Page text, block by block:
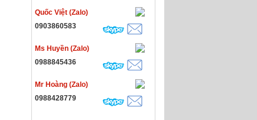
Quốc Việt (Zalo)
0903860583
Ms Huyền (Zalo)
0988845436
Mr Hoàng (Zalo)
0988428779